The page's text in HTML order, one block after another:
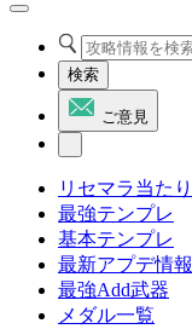
検索
ご意見
リセマラ当たり
最強テンプレ
基本テンプレ
最新アプデ情報
最強Add武器
メダル一覧